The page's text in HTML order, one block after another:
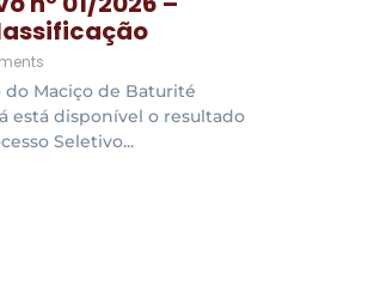
Maciço de Baturité
está disponível o resultado
Seletivo...